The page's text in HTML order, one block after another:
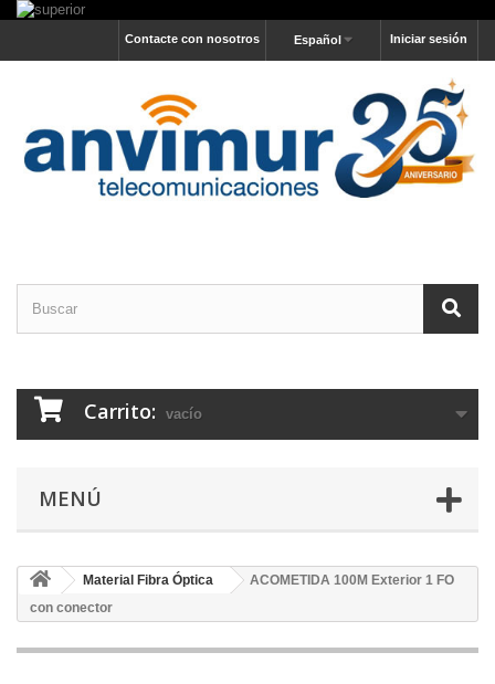
Iniciar sesión
Español
Contacte con nosotros
Carrito: vacío
MENÚ
Material Fibra Óptica
ACOMETIDA 100M Exterior 1 FO
con conector